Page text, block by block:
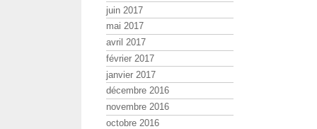
juin 2017
mai 2017
avril 2017
février 2017
janvier 2017
décembre 2016
novembre 2016
octobre 2016